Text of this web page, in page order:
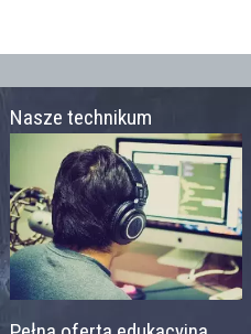
Nasze technikum